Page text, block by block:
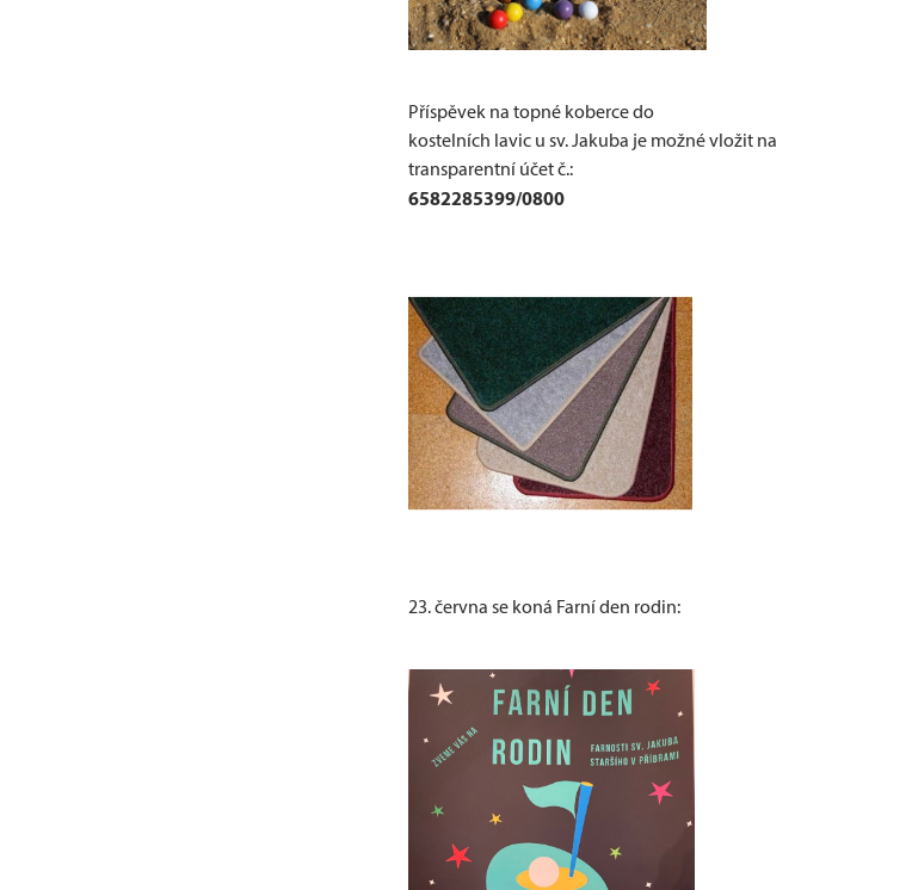
Příspěvek na topné koberce do
kostelních lavic u sv. Jakuba je možné vložit na
transparentní účet č.:
6582285399/0800
23. června se koná Farní den rodin: